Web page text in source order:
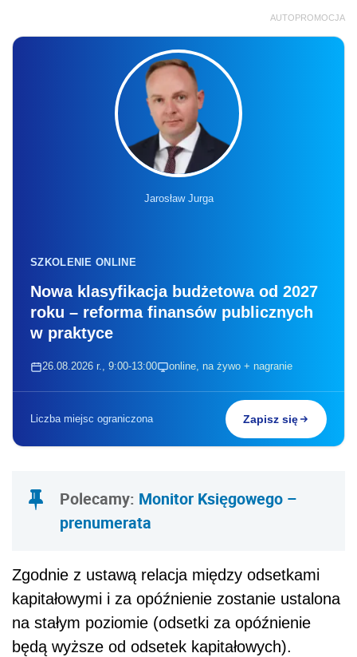
AUTOPROMOCJA
Jarosław Jurga
SZKOLENIE ONLINE
Nowa klasyfikacja budżetowa od 2027
roku – reforma finansów publicznych
w praktyce
26.08.2026 r., 9:00-13:00 online, na żywo + nagranie
Liczba miejsc ograniczona Zapisz się
Polecamy: Monitor Księgowego –
prenumerata
Zgodnie z ustawą relacja między odsetkami
kapitałowymi i za opóźnienie zostanie ustalona
na stałym poziomie (odsetki za opóźnienie
będą wyższe od odsetek kapitałowych).